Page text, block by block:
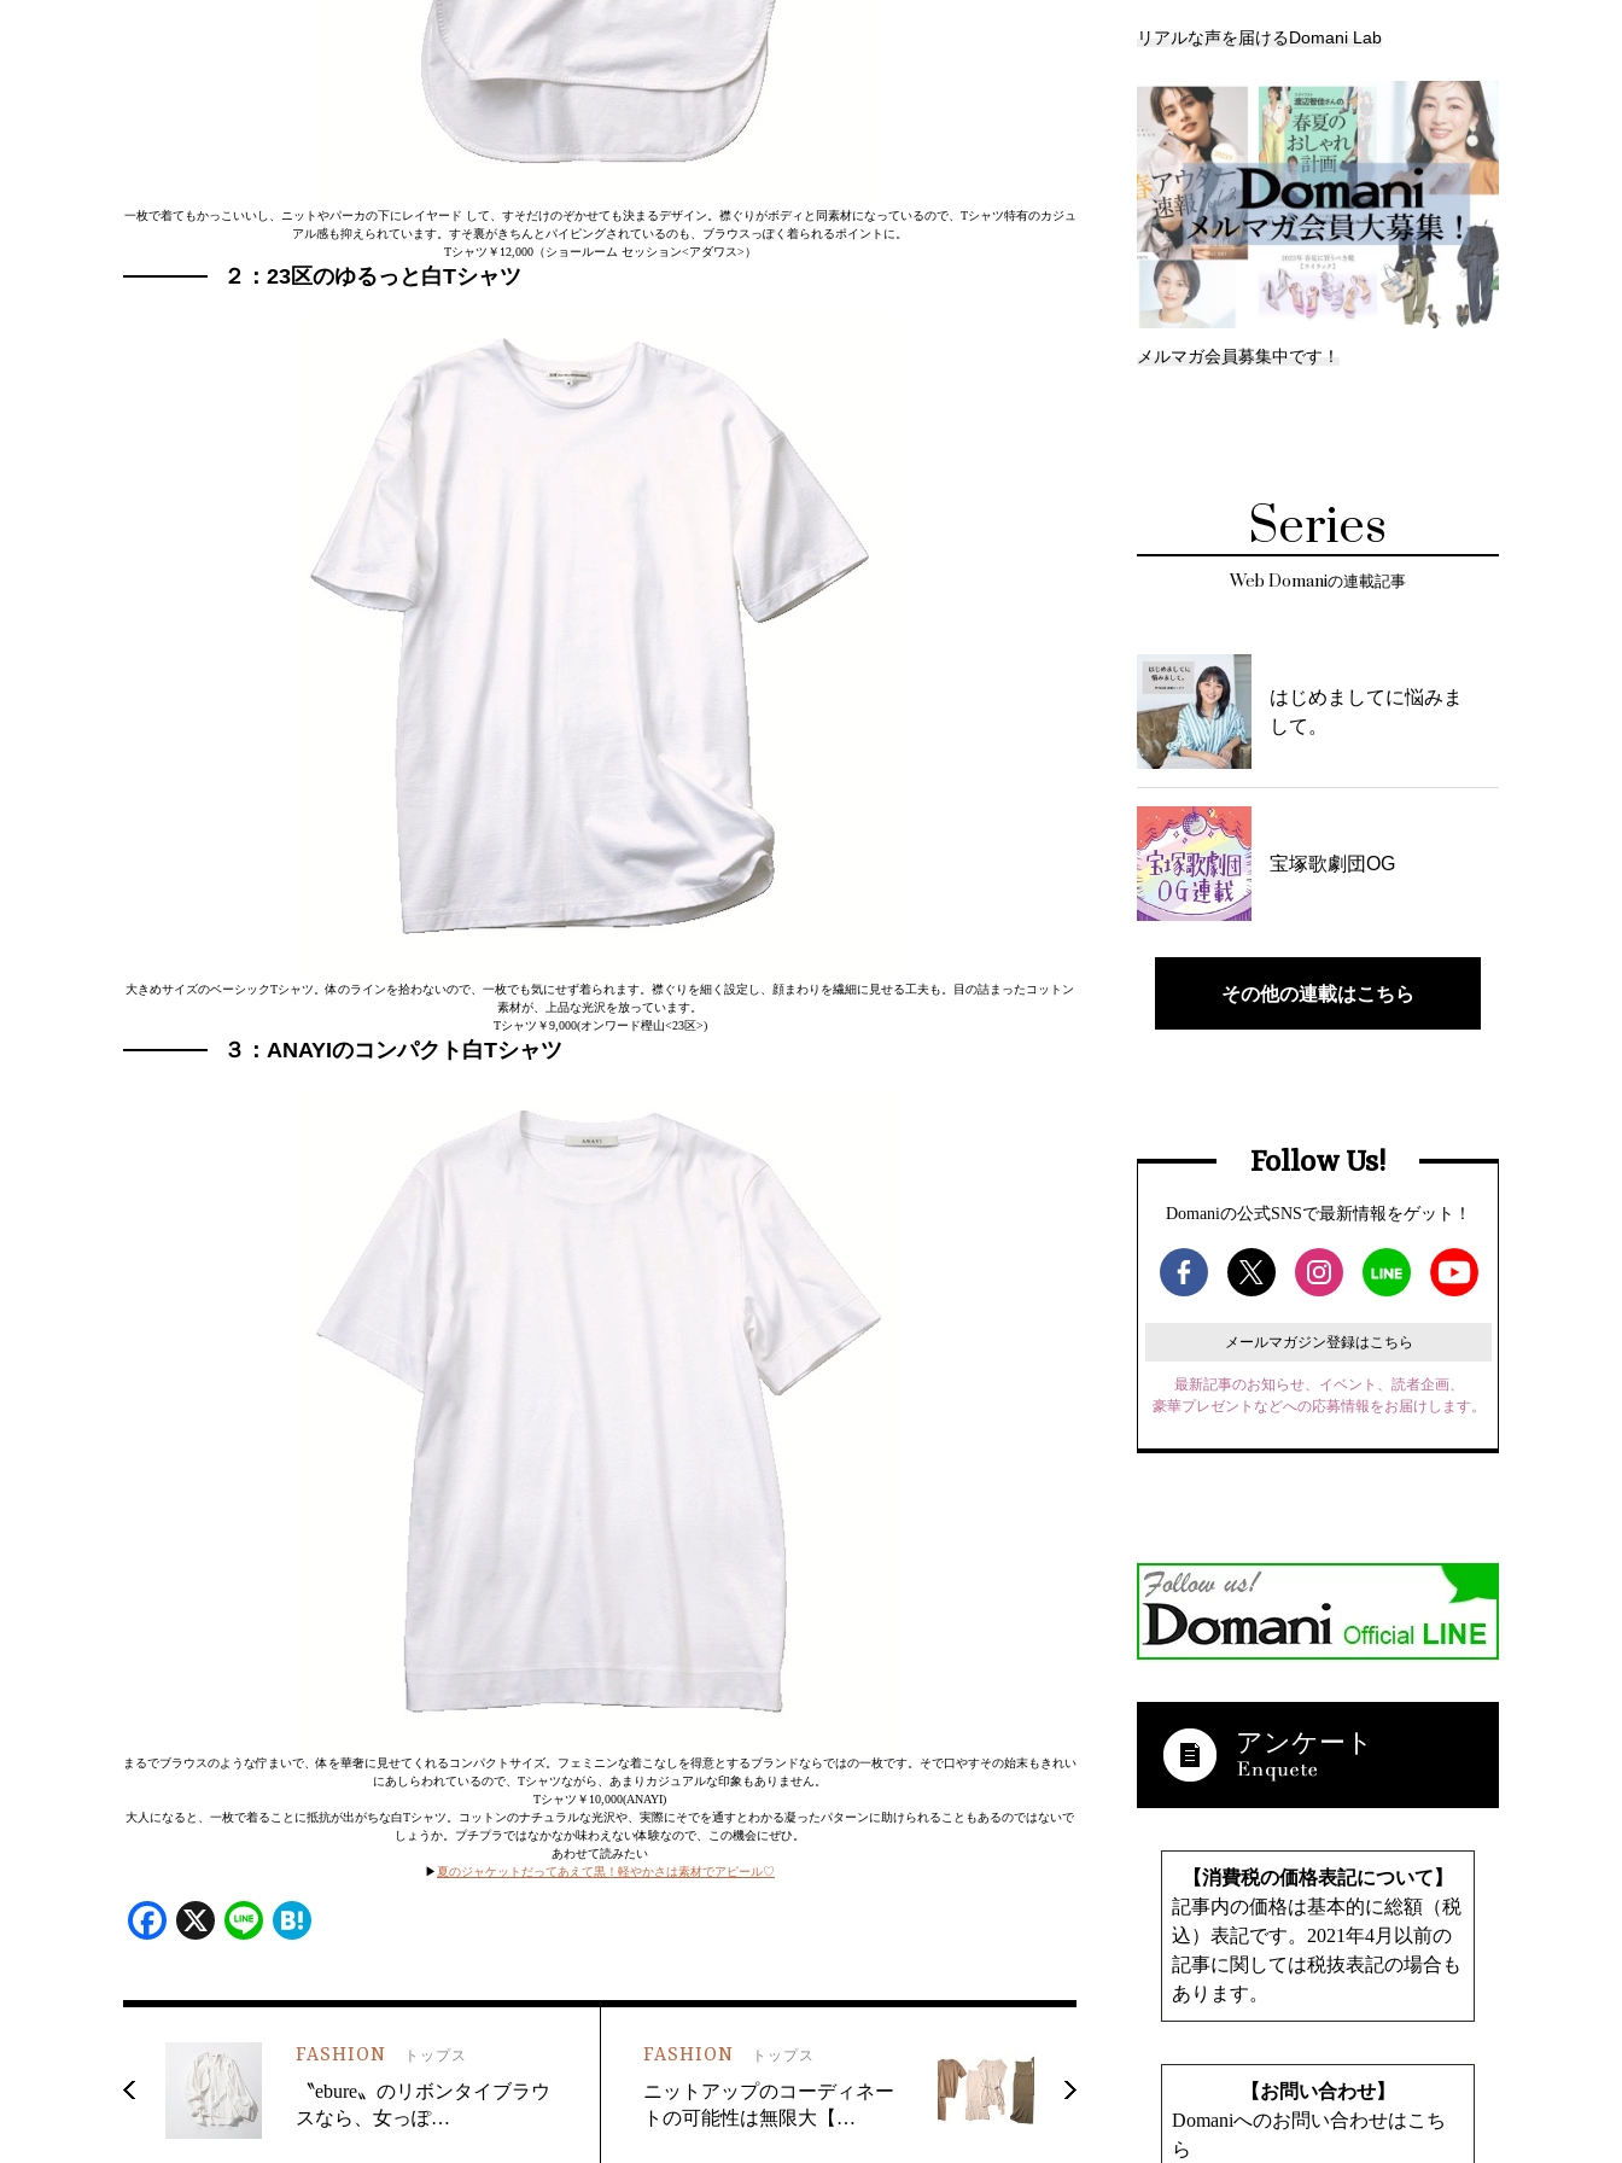
一枚で着てもかっこいいし、ニットやパーカの下にレイヤード して、すそだけのぞかせても決まるデザイン。襟ぐりがボディと同素材になっているので、Tシャツ特有のカジュ
アル感も抑えられています。すそ裏がきちんとパイピングされているのも、ブラウスっぽく着られるポイントに。
Tシャツ￥12,000（ショールーム セッション<アダワス>）
２：23区のゆるっと白Tシャツ
大きめサイズのベーシックTシャツ。体のラインを拾わないので、一枚でも気にせず着られます。襟ぐりを細く設定し、顔まわりを繊細に見せる工夫も。目の詰まったコットン
素材が、上品な光沢を放っています。
Tシャツ￥9,000(オンワード樫山<23区>)
３：ANAYIのコンパクト白Tシャツ
まるでブラウスのような佇まいで、体を華奢に見せてくれるコンパクトサイズ。フェミニンな着こなしを得意とするブランドならではの一枚です。そで口やすその始末もきれい
にあしらわれているので、Tシャツながら、あまりカジュアルな印象もありません。
Tシャツ￥10,000(ANAYI)
大人になると、一枚で着ることに抵抗が出がちな白Tシャツ。コットンのナチュラルな光沢や、実際にそでを通すとわかる凝ったパターンに助けられることもあるのではないで
しょうか。プチプラではなかなか味わえない体験なので、この機会にぜひ。
あわせて読みたい
▶︎夏のジャケットだってあえて黒！軽やかさは素材でアピール♡
Facebook
X Line
FASHION トップス
〝ebure〟のリボンタイブラウ
スなら、女っぽ…
FASHION トップス
ニットアップのコーディネー
トの可能性は無限大【…
リアルな声を届けるDomani Lab
メルマガ会員募集中です！
Series
Web Domaniの連載記事
はじめましてに悩みま
して。
宝塚歌劇団OG
その他の連載はこちら
Follow Us!
Domaniの公式SNSで最新情報をゲット！
メールマガジン登録はこちら
最新記事のお知らせ、イベント、読者企画、
豪華プレゼントなどへの応募情報をお届けします。
アンケート
【消費税の価格表記について】
記事内の価格は基本的に総額（税
込）表記です。2021年4月以前の
記事に関しては税抜表記の場合も
あります。
【お問い合わせ】
Domaniへのお問い合わせはこち
ら